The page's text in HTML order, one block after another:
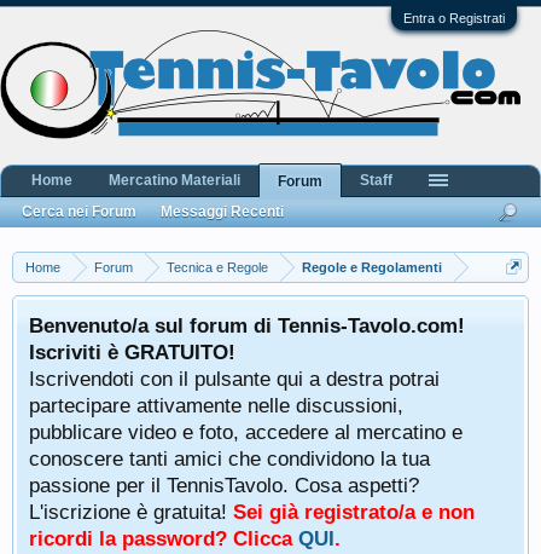
Entra o Registrati
Home Forum Tecnica e Regole Regole e Regolamenti
Benvenuto/a sul forum di Tennis-Tavolo.com!
Iscriviti è GRATUITO!
Iscrivendoti con il pulsante qui a destra potrai
partecipare attivamente nelle discussioni,
pubblicare video e foto, accedere al mercatino e
conoscere tanti amici che condividono la tua
passione per il TennisTavolo. Cosa aspetti?
L'iscrizione è gratuita! Sei già registrato/a e non
ricordi la password? Clicca QUI.
Home Mercatino Materiali
Forum
Cerca nei Forum
Messaggi Recenti
Staff